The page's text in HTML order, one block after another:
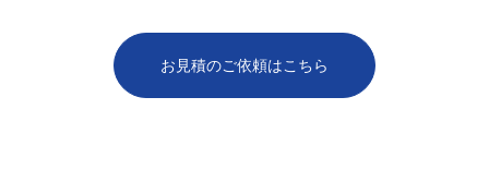
お見積のご依頼はこちら